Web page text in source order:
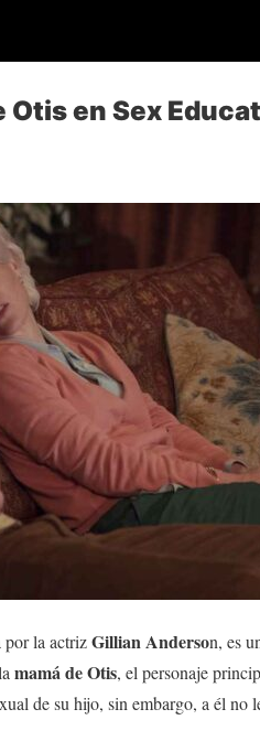
Otis en Sex
por la actrizGillian Anderson, es
mamá de Otis, el personaje
de su hijo, sin embargo, a él no